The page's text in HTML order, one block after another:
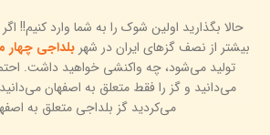
حالا بگذارید اولین شوک را به شما وارد کنیم!!
بیشتر از نصف گزهای ایران در شهر بلداجی چهار
تولید می‌شود، چه واکنشی خواهید داشت.
می‌دانید و گز را فقط متعلق به اصفهان می‌دانید
می‌کردید گز بلداجی متعلق به